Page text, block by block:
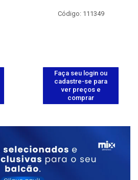
Código: 111349
Faça seu login ou
cadastre-se para
ver preços e
comprar